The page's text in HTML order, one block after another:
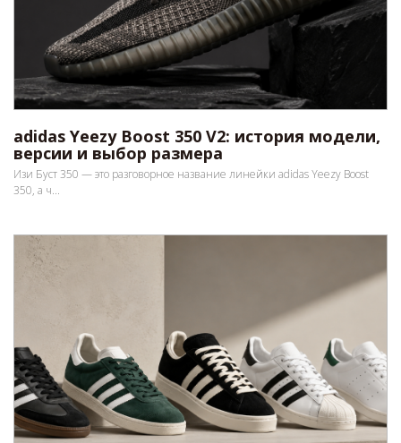
adidas Yeezy Boost 350 V2: история модели,
версии и выбор размера
Изи Буст 350 — это разговорное название линейки adidas Yeezy Boost
350, а ч...